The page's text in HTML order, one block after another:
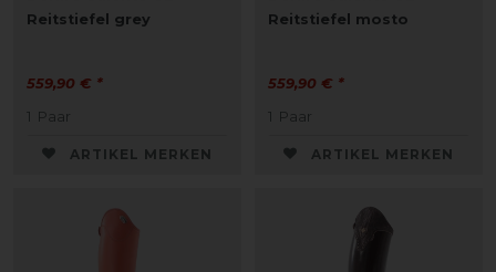
Reitstiefel grey
559,90 € *
1 Paar
ARTIKEL MERKEN
Reitstiefel mosto
559,90 € *
1 Paar
ARTIKEL MERKEN